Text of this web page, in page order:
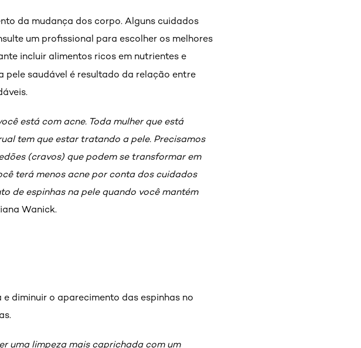
da mudança dos corpo. Alguns cuidados
um profissional para escolher os melhores
incluir alimentos ricos em nutrientes e
pele saudável é resultado da relação entre
está com acne. Toda mulher que está
tem que estar tratando a pele. Precisamos
(cravos) que podem se transformar em
terá menos acne por conta dos cuidados
de espinhas na pele quando você mantém
Wanick.
diminuir o aparecimento das espinhas no
uma limpeza mais caprichada com um